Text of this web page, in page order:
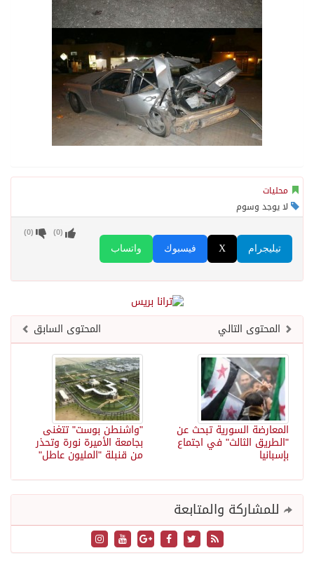
محليات
لا يوجد وسوم
واتساب فيسبوك X تيليجرام
(
0
) (
0
)
المحتوى السابق المحتوى التالي
"واشنطن بوست" تتغنى
بجامعة الأميرة نورة وتحذر
من قنبلة "المليون عاطل"
المعارضة السورية تبحث عن
"الطريق الثالث" في اجتماع
بإسبانيا
للمشاركة والمتابعة